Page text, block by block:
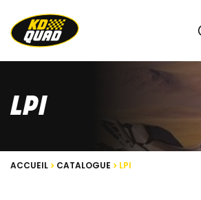
LPI
ACCUEIL CATALOGUE LPI